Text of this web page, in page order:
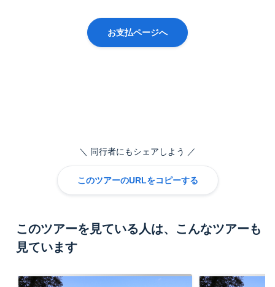
お支払ページへ
同行者にもシェアしよう
このツアーのURLをコピーする
このツアーを見ている人は、こんなツアーも
見ています